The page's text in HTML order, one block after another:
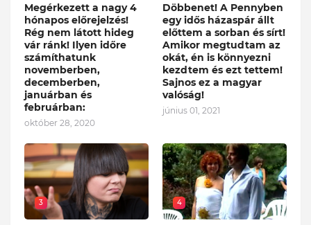
Megérkezett a nagy 4
hónapos előrejelzés!
Rég nem látott hideg
vár ránk! Ilyen időre
számíthatunk
novemberben,
decemberben,
januárban és
februárban:
október 28, 2020
Döbbenet! A Pennyben
egy idős házaspár állt
előttem a sorban és sírt!
Amikor megtudtam az
okát, én is könnyezni
kezdtem és ezt tettem!
Sajnos ez a magyar
valóság!
június 01, 2021
3 4